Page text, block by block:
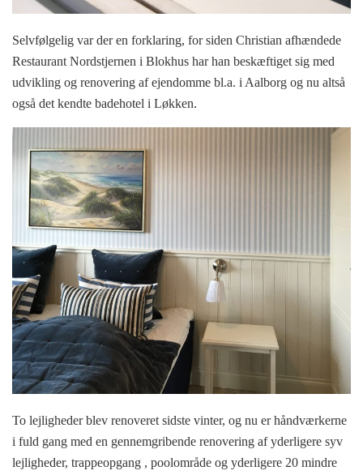
Selvfølgelig var der en forklaring, for siden Christian afhændede
Restaurant Nordstjernen i Blokhus har han beskæftiget sig med
udvikling og renovering af ejendomme bl.a. i Aalborg og nu altså
også det kendte badehotel i Løkken.
To lejligheder blev renoveret sidste vinter, og nu er håndværkerne
i fuld gang med en gennemgribende renovering af yderligere syv
lejligheder, trappeopgang , poolområde og yderligere 20 mindre